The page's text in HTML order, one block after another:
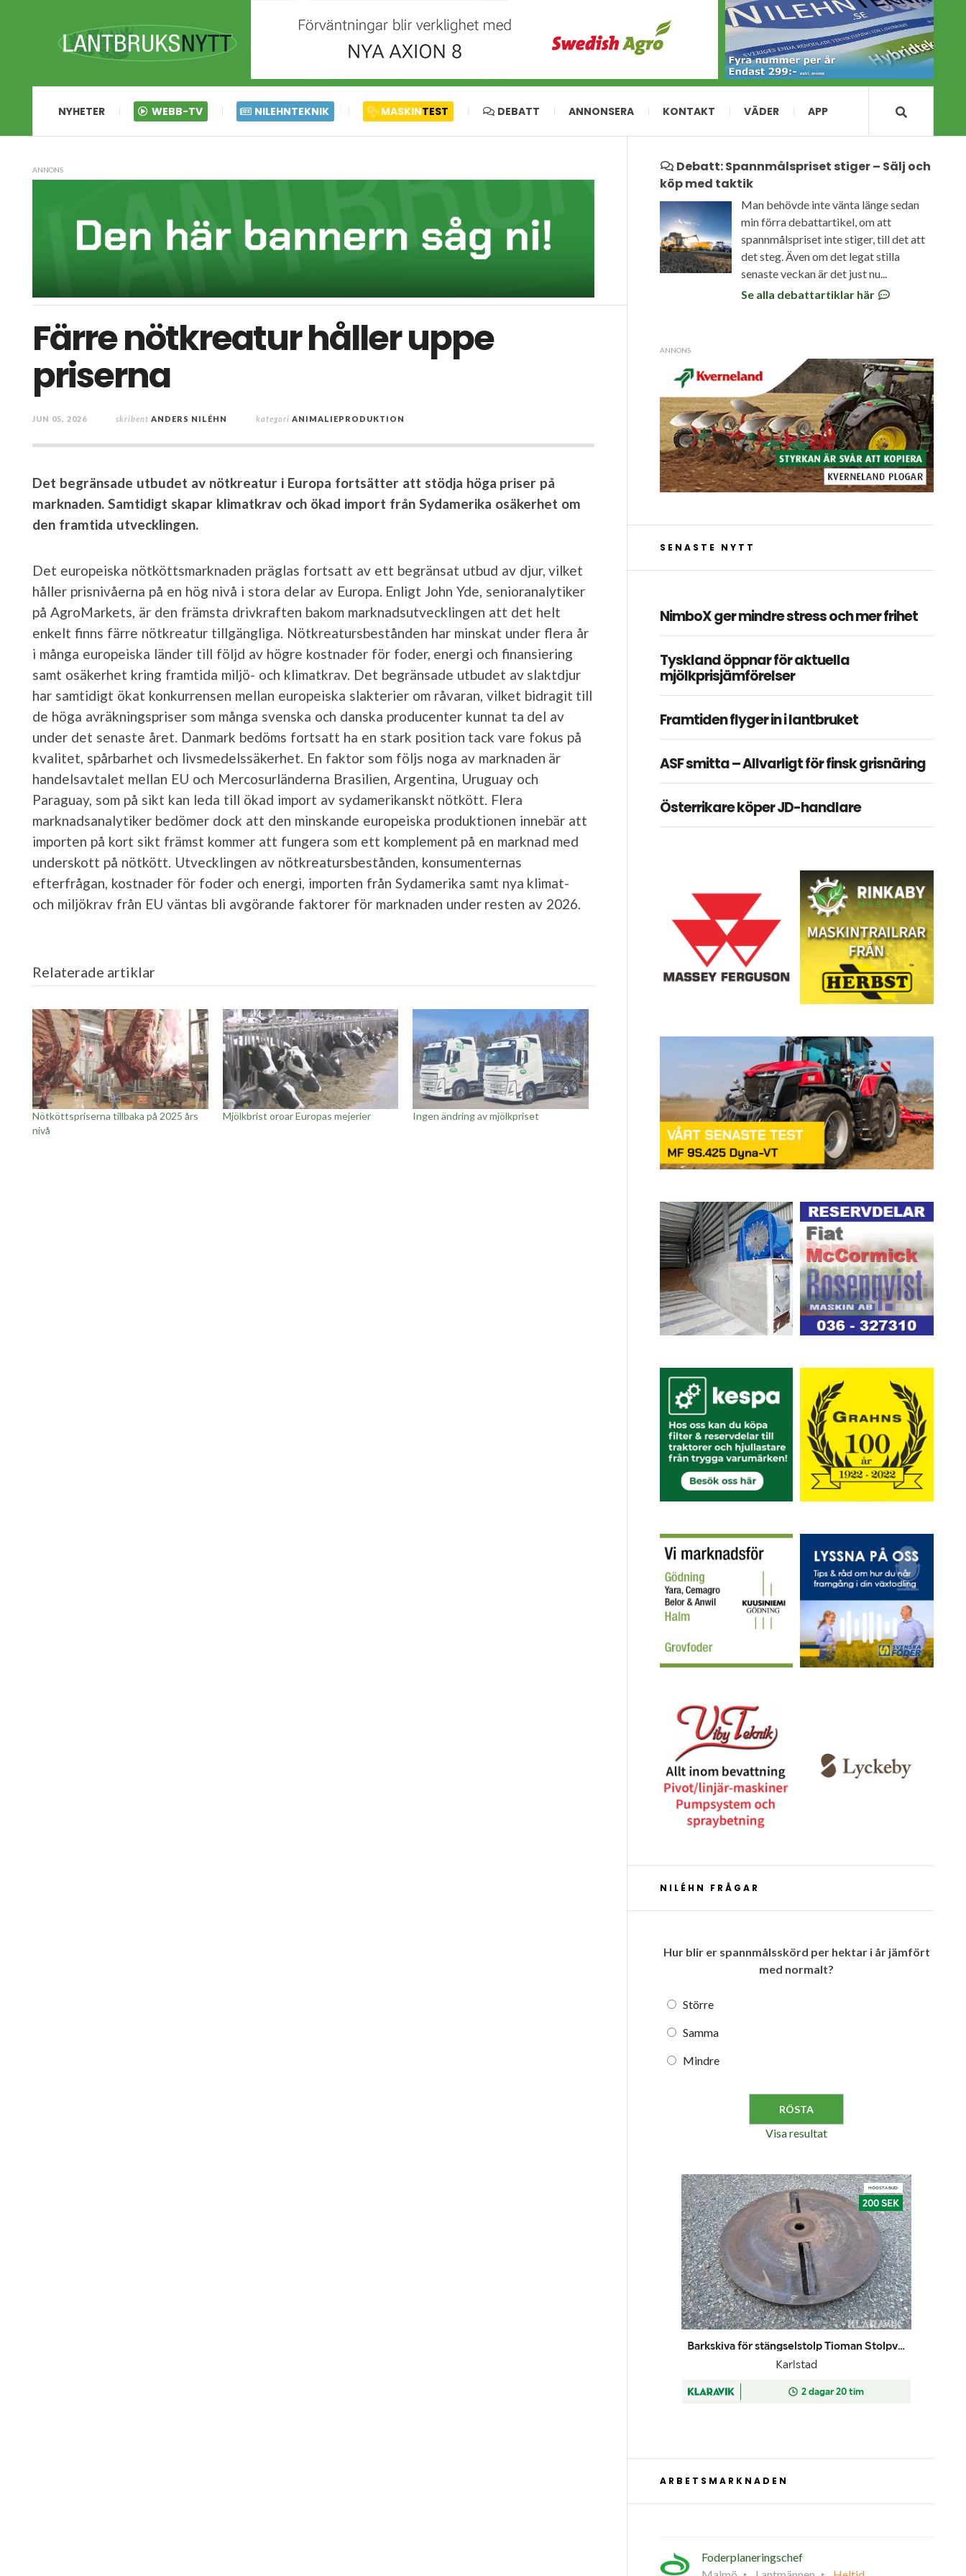
NYHETER WEBB-TV NILEHNTEKNIK MASKINTEST DEBATT ANNONSERA KONTAKT VÄDER APP
ANNONS
Färre nötkreatur håller uppe
priserna
JUN 05, 2026 skribent ANDERS NILÉHN kategori ANIMALIEPRODUKTION
Det begränsade utbudet av nötkreatur i Europa fortsätter att stödja höga priser på
marknaden. Samtidigt skapar klimatkrav och ökad import från Sydamerika osäkerhet om
den framtida utvecklingen.
Det europeiska nötköttsmarknaden präglas fortsatt av ett begränsat utbud av djur, vilket
håller prisnivåerna på en hög nivå i stora delar av Europa. Enligt John Yde, senioranalytiker
på AgroMarkets, är den främsta drivkraften bakom marknadsutvecklingen att det helt
enkelt finns färre nötkreatur tillgängliga. Nötkreatursbestånden har minskat under flera år
i många europeiska länder till följd av högre kostnader för foder, energi och finansiering
samt osäkerhet kring framtida miljö- och klimatkrav. Det begränsade utbudet av slaktdjur
har samtidigt ökat konkurrensen mellan europeiska slakterier om råvaran, vilket bidragit till
de höga avräkningspriser som många svenska och danska producenter kunnat ta del av
under det senaste året. Danmark bedöms fortsatt ha en stark position tack vare fokus på
kvalitet, spårbarhet och livsmedelssäkerhet. En faktor som följs noga av marknaden är
handelsavtalet mellan EU och Mercosurländerna Brasilien, Argentina, Uruguay och
Paraguay, som på sikt kan leda till ökad import av sydamerikanskt nötkött. Flera
marknadsanalytiker bedömer dock att den minskande europeiska produktionen innebär att
importen på kort sikt främst kommer att fungera som ett komplement på en marknad med
underskott på nötkött. Utvecklingen av nötkreatursbestånden, konsumenternas
efterfrågan, kostnader för foder och energi, importen från Sydamerika samt nya klimat-
och miljökrav från EU väntas bli avgörande faktorer för marknaden under resten av 2026.
Relaterade artiklar
Nötköttspriserna tillbaka på 2025 års
nivå
Mjölkbrist oroar Europas mejerier Ingen ändring av mjölkpriset
Debatt: Spannmålspriset stiger – Sälj och
köp med taktik
Man behövde inte vänta länge sedan
min förra debattartikel, om att
spannmålspriset inte stiger, till det att
det steg. Även om det legat stilla
senaste veckan är det just nu...
Se alla debattartiklar här
ANNONS
SENASTE NYTT
NimboX ger mindre stress och mer frihet
Tyskland öppnar för aktuella
mjölkprisjämförelser
Framtiden flyger in i lantbruket
ASF smitta – Allvarligt för finsk grisnäring
Österrikare köper JD-handlare
NILÉHN FRÅGAR
Hur blir er spannmålsskörd per hektar i år jämfört
med normalt?
Större
Samma
Mindre
Visa resultat
ARBETSMARKNADEN
Foderplaneringschef